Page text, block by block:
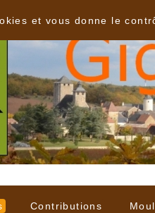
Contributions
et vous donne le